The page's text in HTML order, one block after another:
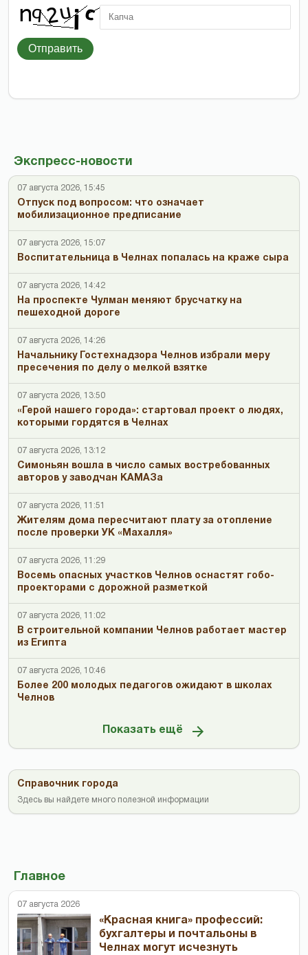
Экспресс-новости
07 августа 2026, 15:45
Отпуск под вопросом: что означает
мобилизационное предписание
07 августа 2026, 15:07
Воспитательница в Челнах попалась на краже сыра
07 августа 2026, 14:42
На проспекте Чулман меняют брусчатку на
пешеходной дороге
07 августа 2026, 14:26
Начальнику Гостехнадзора Челнов избрали меру
пресечения по делу о мелкой взятке
07 августа 2026, 13:50
«Герой нашего города»: стартовал проект о людях,
которыми гордятся в Челнах
07 августа 2026, 13:12
Симоньян вошла в число самых востребованных
авторов у заводчан КАМАЗа
07 августа 2026, 11:51
Жителям дома пересчитают плату за отопление
после проверки УК «Махалля»
07 августа 2026, 11:29
Восемь опасных участков Челнов оснастят гобо-
проекторами с дорожной разметкой
07 августа 2026, 11:02
В строительной компании Челнов работает мастер
из Египта
07 августа 2026, 10:46
Более 200 молодых педагогов ожидают в школах
Челнов
Показать ещё
Справочник города
Здесь вы найдете много полезной информации
Главное
07 августа 2026
«Красная книга» профессий:
бухгалтеры и почтальоны в
Челнах могут исчезнуть
Отправить